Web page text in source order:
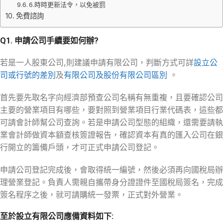
6.時時更新法令，以免被罰
免費諮詢
Q1. 申請公司手續要如何辦?
若是一人股東公司,則建議申請有限公司，判斷方式可詳設立公
司或行號的差別 及有限公司及股份有限公司區別 。
首先要先取名字向經濟部預查公司名稱有無重複，且要確認公司
主要的營業項目有哪些，要對照到營業項目行業代碼表，這些都
可請會計師幫公司查詢。若是申請公司型態的組織，還需要請執
業會計師做資本額查核簽證報告，確認資本有真的匯入公司在銀
行開立的籌備戶頭，才可正式申請公司登記。
申請公司登記完成後，會取得統一編號，然後必須再向國稅局辦
理營業登記。負責人需親自攜帶身分證證件至國稅局簽名，完成
簽名程序之後，就可請購統一發票，正式對外營業。
至於設立有限公司應備資料如下: